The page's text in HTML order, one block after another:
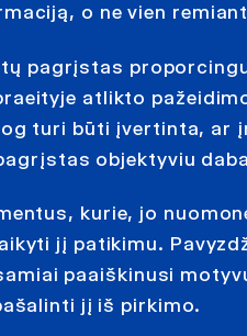
o ne vien
pagrįstas
atlikto
turi būti įvertinta, ar
objektyviu
kurie, jo
jį patikimu.
paaiškinusi
jį iš pirkimo.